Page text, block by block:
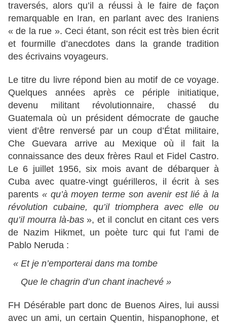
traversés, alors qu’il a réussi à le faire de façon
remarquable en Iran, en parlant avec des Iraniens
« de la rue ». Ceci étant, son récit est très bien écrit
et fourmille d’anecdotes dans la grande tradition
des écrivains voyageurs.
Le titre du livre répond bien au motif de ce voyage.
Quelques années après ce périple initiatique,
devenu militant révolutionnaire, chassé du
Guatemala où un président démocrate de gauche
vient d’être renversé par un coup d’État militaire,
Che Guevara arrive au Mexique où il fait la
connaissance des deux frères Raul et Fidel Castro.
Le 6 juillet 1956, six mois avant de débarquer à
Cuba avec quatre-vingt guérilleros, il écrit à ses
parents « qu’à moyen terme son avenir est lié à la
révolution cubaine, qu’il triomphera avec elle ou
qu’il mourra là-bas », et il conclut en citant ces vers
de Nazim Hikmet, un poète turc qui fut l’ami de
Pablo Neruda :
« Et je n’emporterai dans ma tombe
Que le chagrin d’un chant inachevé »
FH Désérable part donc de Buenos Aires, lui aussi
avec un ami, un certain Quentin, hispanophone, et